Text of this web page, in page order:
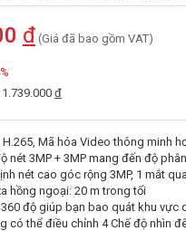
đ (Giá đã bao gồm VAT)
đ
H.265, Mã hóa Video thông minh
nét 3MP + 3MP mang đến độ
nét cao góc rộng 3MP, 1 mắt
hồng ngoại: 20 m trong tối
độ giúp bạn bao quát khu vực
có thể điều chỉnh 4 Chế độ nhìn